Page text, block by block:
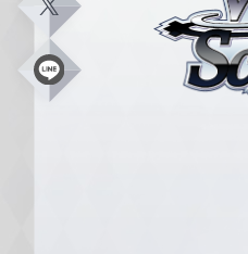
X
L
ス